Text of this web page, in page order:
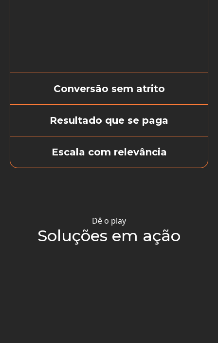
Conversão sem atrito
Jornada completa sem sair
da conversa
Resultado que se paga
ROI comprovado com baixo
investimento inicial
Escala com relevância
Dê o play
Soluções em ação